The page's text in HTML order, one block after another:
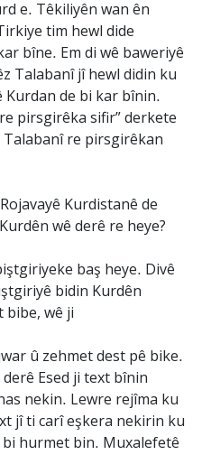
e. Têkiliyên wan ên
tim hewl dide
bîne. Em di wê baweriyê
Talabanî jî hewl didin ku
Kurdan de bi kar bînin.
pirsgirêka sifir” derkete
re pirsgirêkan
Kurdistanê de
wê derê re heye?
baş heye. Divê
bidin Kurdên
bibe, wê ji
û zehmet dest pê bike.
Esed ji text bînin
nekin. Lewre rejîma ku
jî ti carî eşkera nekirin ku
hurmet bin. Muxalefetê